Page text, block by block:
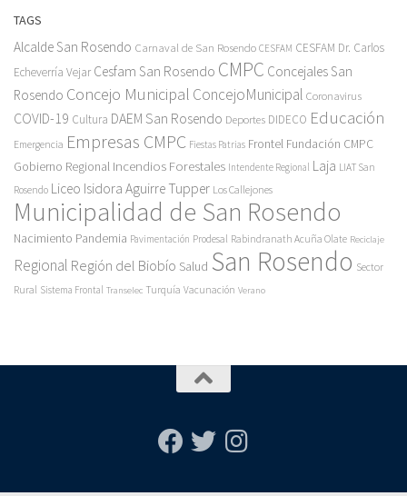
TAGS
Alcalde San Rosendo Carnaval de San Rosendo CESFAM CESFAM Dr. Carlos
Echeverría Vejar Cesfam San Rosendo CMPC Concejales San
Rosendo Concejo Municipal ConcejoMunicipal Coronavirus
COVID-19 Cultura DAEM San Rosendo Deportes DIDECO Educación
Emergencia Empresas CMPC Fiestas Patrias Frontel Fundación CMPC
Gobierno Regional Incendios Forestales Intendente Regional Laja LIAT San
Rosendo Liceo Isidora Aguirre Tupper Los Callejones
Municipalidad de San Rosendo
Nacimiento Pandemia Pavimentación Prodesal Rabindranath Acuña Olate Reciclaje
Regional Región del Biobío Salud San Rosendo Sector
Rural Sistema Frontal Transelec Turquía Vacunación Verano